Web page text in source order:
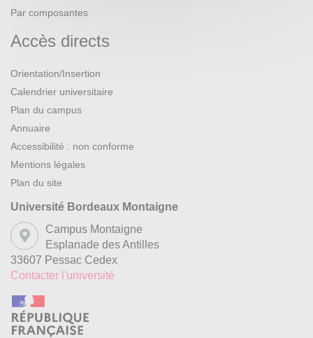
Par composantes
Accès directs
Orientation/Insertion
Calendrier universitaire
Plan du campus
Annuaire
Accessibilité : non conforme
Mentions légales
Plan du site
Université Bordeaux Montaigne
Campus Montaigne
Esplanade des Antilles
33607 Pessac Cedex
Contacter l'université